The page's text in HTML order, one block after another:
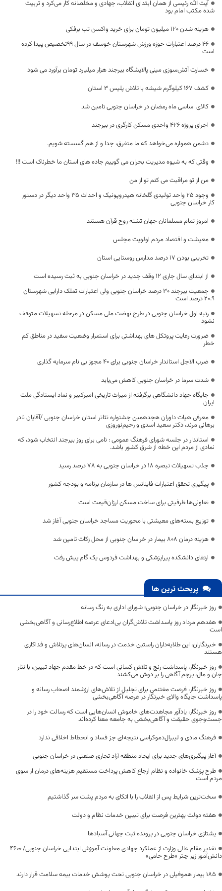
آیت الله رئیسی از همان ابتدای انقلاب، جهادی و مخلصانه کار می‌کرد و تربیت
شده مکتب امام بود
هزینه شدن 120 میلیون تومان برای خرید واکسن تب برفکی
46 درصد اعتبارات حوزه ورزش شهرستان خوسف در سال 99تخصیص پیدا کرده
است
خسارت آتش‌سوزی مینی پالایشگاه بیرجند هزار میلیارد تومان برآورد می شود
کشف ۱۶۷ کیلوگرم شیشه با تلاش پلیس ۳ استان
کالای اساسی ماه رمضان در خراسان جنوبی تامین شد
اجرای پروژه ۴۲۶ واحدی مسکن کارگری در بیرجند
دشمن همواره می‌خواهد که ما متفرق، جدا و از هم گسسته شویم.
وقتی که به شیوه مدیریت بحران می گوییم جاده های استان ما خطرناک است !!!
من از تو مراقبت می کنم تو از من
وجود ۲۵ واحد تولیدی گلخانه هیدروپونیک و احداث ۳۵ واحد دیگر در دستور
کار خراسان جنوبی
امروز تمام مسلمانان جهان تشنه روح قرآن هستند
معیشت و اقتصاد مردم اولویت مجلس
تخریبی بودن 17 درصد مدارس روستایی استان
از ابتدای سال جاری ۱۲ وقف جدید در خراسان جنوبی به ثبت رسیده است
جمعیت بیرجند ۳۰ درصد خراسان جنوبی ولی اعتبارات تملک دارایی شهرستان
۲۰.۹ درصد است
رتبه اول خراسان جنوبی در طرح نهضت ملی مسکن در مرحله تسهیلات متوقف
نشود
ضرورت رعایت پروتکل های بهداشتی برای استمرار وضعیت سفید در مناطق کم
خطر
ضرب الاجل استاندار خراسان جنوبی برای ۴۰ مجوز بی نام سرمایه گذاری
شدت سرما در خراسان جنوبی کاهش می‌یابد
جایگاه جهاد دانشگاهی برگرفته از میراث تاریخی امیرکبیر و نماد ایستادگی ملت
ایران
معرفی هیات داوران هجدهمین جشنواره تئاتر استان خراسان جنوبی /آقایان نادر
برهانی مرند، دکتر سعید اسدی و رحیم‌نوروزی
استاندار در جلسه شورای فرهنگ عمومی : نامی برای روز بیرجند انتخاب شود، که
نمادی از مردم این خطه از شرق کشور باشد.
جذب تسهیلات تبصره ۱۸ در خراسان جنوبی به ۷۸ درصد رسید
پیگیری تحقق اعتبارات فاینانس ها در سازمان برنامه و بودجه کشور
تعاونی‌ها ظرفیتی برای ساخت مسکن ارزان‌قیمت است
توزیع بسته‌های معیشتی با محوریت مساجد خراسان جنوبی آغاز شد
هزینه درمان ۸۰۸ بیمار در خراسان جنوبی از محل زکات تامین شد
ارتقای دانشکده پیراپزشکی و بهداشت فردوس یک گام پیش رفت
پربحث ترین ها
روز خبرنگار در خراسان جنوبی؛ شورای اداری به رنگ رسانه
هفدهم مرداد روز پاسداشت تلاش‌گران بی‌ادعای عرصه اطلاع‌رسانی و آگاهی‌بخشی
است
خبرنگاران، این طلایه‌داران راستین خدمت در رسانه، انسان‌های پرتلاش و فداکاری
هستند
روز خبرنگار، پاسداشت رنج و تلاش کسانی است که در خط مقدم جهاد تبیین، با نثار
جان و مال، پرچم آگاهی را بر دوش می‌کشند
روز خبرنگار، فرصت مغتنمی برای تجلیل از تلاش‌های ارزشمند اصحاب رسانه و
پاسداشت جایگاه والای خبرنگار در عرصه آگاهی‌بخشی
روز خبرنگار، یادآور مجاهدت‌های خاموش انسان‌هایی است که رسالت خود را در
جست‌وجوی حقیقت و آگاهی‌بخشی به جامعه معنا کرده‌اند
فرهنگ مادی و لیبرال‌دموکراسی نتیجه‌ای جز فساد و انحطاط اخلاقی ندارد
آغاز پیگیری‌های جدید برای ایجاد منطقه آزاد تجاری صنعتی در خراسان جنوبی
طرح پزشک خانواده و نظام ارجاع کاهش پرداخت مستقیم هزینه‌های درمان از سوی
مردم است
سخت‌ترین شرایط پس از انقلاب را با اتکای به مردم پشت سر گذاشتیم
هفته دولت بهترین فرصت برای تبیین خدمات نظام و دولت
یشتازی خراسان جنوبی در پرونده ثبت جهانی آسبادها
تقدیر مقام عالی وزارت از عملکرد جهادی معاونت آموزش ابتدایی خراسان جنوبی/ ۴۶۰۰
دانش‌آموز زیر چتر «طرح حامی»
۱۸۵ بیمار هموفیلی در خراسان جنوبی تحت پوشش خدمات بیمه سلامت قرار دارند